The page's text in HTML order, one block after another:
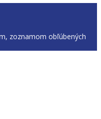
zoznamom obľúbených